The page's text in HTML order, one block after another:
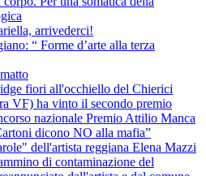
arrivederci!
“ Forme d’arte alla terza
fiori all'occhiello del Chierici
VF) ha vinto il secondo premio
nazionale Premio Attilio Manca
dicono NO alla mafia”
dell'artista reggiana Elena Mazzi
di contaminazione del